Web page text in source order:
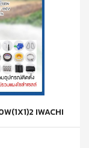
IWACHI